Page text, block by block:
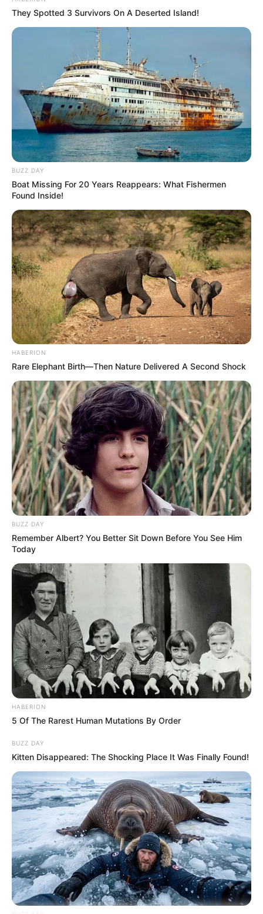
Szerző
More by Szerző
Post
navigation
Previous ArticlePrevious
article:
Mély fájdalommal
tudatjuk, hogy iskolánk
tanulója, Kovács László
Dániel tragikus
hirtelenséggel elhunyt.
Next Article
Botswana, Paraguay és
Niger is eszébe jutott
az ellenzéknek az
alaptörvény
módosításáról
Legutóbbi cikkek
⚠️ Veszélyre figyelmeztet Tarjányi Péter: már nincs
idő várni!
🚨 Magyar Péter azonnal eltávolította Nagy Mártont –
komoly változás jöhet
✨ Fordulat: Magyar Péter hirtelen jó hírt jelentett be!
🚨 Kezdeményezték Pócs János mentelmi jogának
felfüggesztését – komoly ügy került elő
🔎 Tarjányi Péter olyat vett észre Orbán Viktor
tusványosi beszédében, amelyet más nem
Kategóriák
Friss hírek
Művészek
Természet
Történetek
Világ
Információ
They Spotted 3 Survivors On A Deserted Island!
BUZZ DAY
Boat Missing For 20 Years Reappears: What Fishermen
Found Inside!
HABERION
Rare Elephant Birth—Then Nature Delivered A Second Shock
BUZZ DAY
Remember Albert? You Better Sit Down Before You See Him
Today
HABERION
5 Of The Rarest Human Mutations By Order
BUZZ DAY
Kitten Disappeared: The Shocking Place It Was Finally Found!